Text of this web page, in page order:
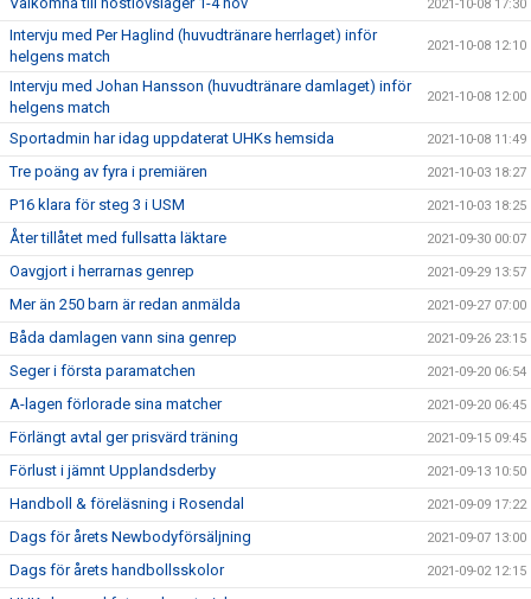
2021-10-08 17:30
Intervju med Per Haglind (huvudtränare herrlaget) inför
helgens match
2021-10-08 12:10
Intervju med Johan Hansson (huvudtränare damlaget) inför
helgens match
2021-10-08 12:00
Sportadmin har idag uppdaterat UHKs hemsida 2021-10-08 11:49
Tre poäng av fyra i premiären 2021-10-03 18:27
P16 klara för steg 3 i USM 2021-10-03 18:25
Åter tillåtet med fullsatta läktare 2021-09-30 00:07
Oavgjort i herrarnas genrep 2021-09-29 13:57
Mer än 250 barn är redan anmälda 2021-09-27 07:00
Båda damlagen vann sina genrep 2021-09-26 23:15
Seger i första paramatchen 2021-09-20 06:54
A-lagen förlorade sina matcher 2021-09-20 06:45
Förlängt avtal ger prisvärd träning 2021-09-15 09:45
Förlust i jämnt Upplandsderby 2021-09-13 10:50
Handboll & föreläsning i Rosendal 2021-09-09 17:22
Dags för årets Newbodyförsäljning 2021-09-07 13:00
Dags för årets handbollsskolor 2021-09-02 12:15